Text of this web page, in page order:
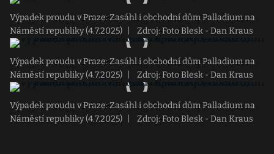
Výpadek proudu v Praze: Zasáhl i obchodní dům Palladium na
Náměstí republiky (4.7.2025)
Zdroj: Foto Blesk - Dan Kraus
Výpadek proudu v Praze: Zasáhl i obchodní dům Palladium na
Náměstí republiky (4.7.2025)
Zdroj: Foto Blesk - Dan Kraus
Výpadek proudu v Praze: Zasáhl i obchodní dům Palladium na
Náměstí republiky (4.7.2025)
Zdroj: Foto Blesk - Dan Kraus